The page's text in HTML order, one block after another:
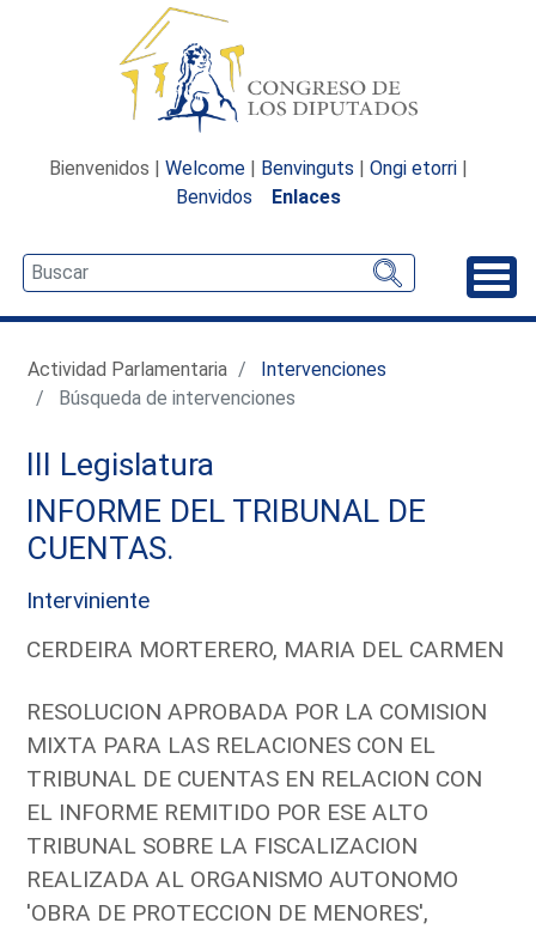
Bienvenidos | Welcome | Benvinguts | Ongi etorri |
Benvidos
Enlaces
Actividad Parlamentaria
Intervenciones
Búsqueda de intervenciones
III Legislatura
INFORME DEL TRIBUNAL DE
CUENTAS.
Interviniente
CERDEIRA MORTERERO, MARIA DEL CARMEN
RESOLUCION APROBADA POR LA COMISION
MIXTA PARA LAS RELACIONES CON EL
TRIBUNAL DE CUENTAS EN RELACION CON
EL INFORME REMITIDO POR ESE ALTO
TRIBUNAL SOBRE LA FISCALIZACION
REALIZADA AL ORGANISMO AUTONOMO
'OBRA DE PROTECCION DE MENORES',